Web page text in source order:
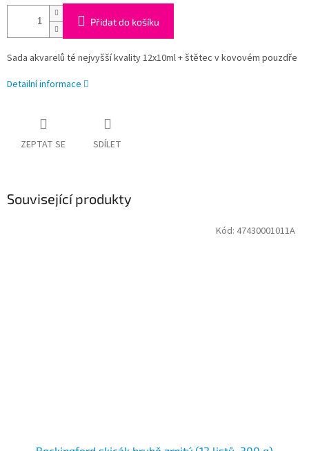
Přidat do košíku
Sada akvarelů té nejvyšší kvality 12x10ml + štětec v kovovém pouzdře
Detailní informace
ZEPTAT SE SDÍLET
Související produkty
Kód: 47430001011A